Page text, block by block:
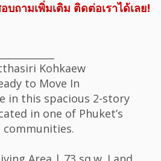
ถามเพิ่มเติม ติดต่อเราได้เลย!
Kohkaew
to Move In
in this spacious 2-story
in one of Phuket’s